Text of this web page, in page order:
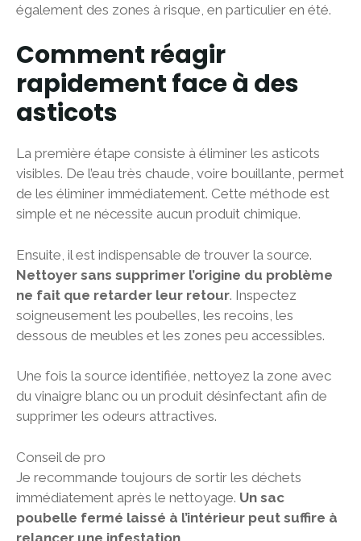
également des zones à risque, en particulier en été.
Comment réagir
rapidement face à des
asticots
La première étape consiste à éliminer les asticots
visibles. De l’eau très chaude, voire bouillante, permet
de les éliminer immédiatement. Cette méthode est
simple et ne nécessite aucun produit chimique.
Ensuite, il est indispensable de trouver la source.
Nettoyer sans supprimer l’origine du problème
ne fait que retarder leur retour. Inspectez
soigneusement les poubelles, les recoins, les
dessous de meubles et les zones peu accessibles.
Une fois la source identifiée, nettoyez la zone avec
du vinaigre blanc ou un produit désinfectant afin de
supprimer les odeurs attractives.
Conseil de pro
Je recommande toujours de sortir les déchets
immédiatement après le nettoyage. Un sac
poubelle fermé laissé à l’intérieur peut suffire à
relancer une infestation